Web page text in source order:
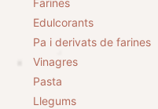
Edulcorants
Pa i derivats de farines
Vinagres
Pasta
Llegums